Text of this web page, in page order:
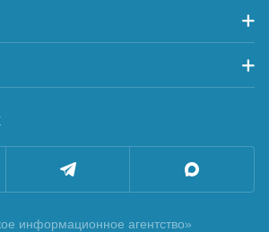
информационное агентство»